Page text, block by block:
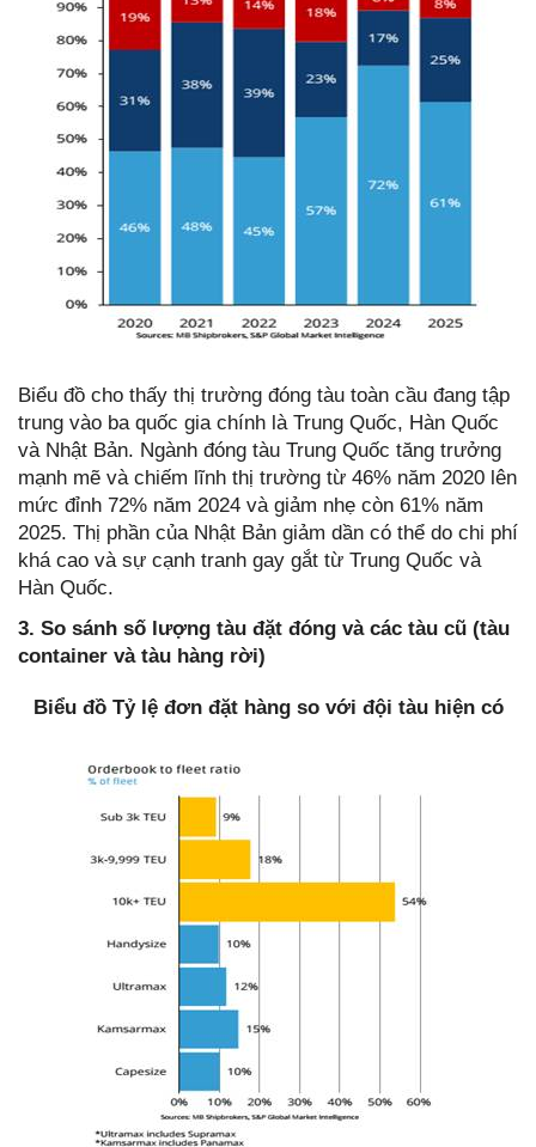
Biểu đồ cho thấy thị trường đóng tàu toàn cầu đang tập
trung vào ba quốc gia chính là Trung Quốc, Hàn Quốc
và Nhật Bản. Ngành đóng tàu Trung Quốc tăng trưởng
mạnh mẽ và chiếm lĩnh thị trường từ 46% năm 2020 lên
mức đỉnh 72% năm 2024 và giảm nhẹ còn 61% năm
2025. Thị phần của Nhật Bản giảm dần có thể do chi phí
khá cao và sự cạnh tranh gay gắt từ Trung Quốc và
Hàn Quốc.
3. So sánh số lượng tàu đặt đóng và các tàu cũ (tàu
container và tàu hàng rời)
Biểu đồ Tỷ lệ đơn đặt hàng so với đội tàu hiện có